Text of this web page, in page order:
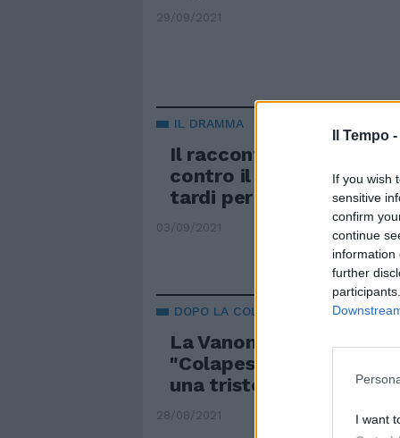
Il Tempo -
If you wish
sensitive
confirm
continue
information
further
I want
29/09/2021
IL DRAMMA
Il racconto a cuore
contro il medico no-
tardi per mia mamma”
03/09/2021
DOPO LA COLLABORAZIONE
La Vanoni non si tiene e
"Colapesce e
una tristezza unica"
28/08/2021